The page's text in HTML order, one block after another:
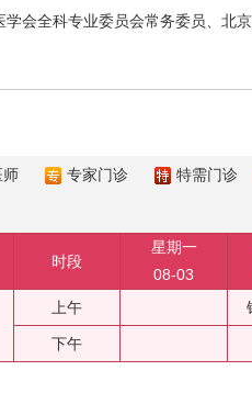
会全科专业委员会常务委员、北
师 专家门诊 特需门诊
时段
星期一
08-03
上午
下午